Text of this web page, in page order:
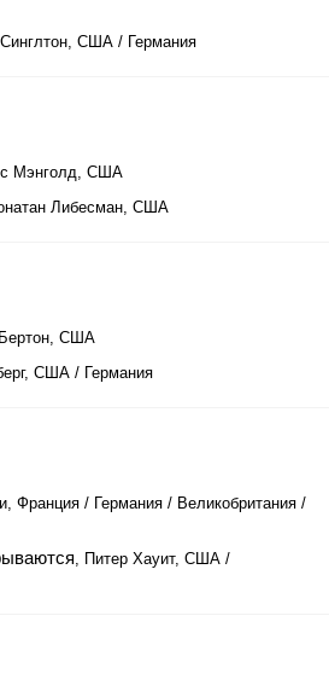
США / Германия
Мэнголд, США
Либесман, США
США
США / Германия
Франция / Германия / Великобритания /
, Питер Хауит, США /